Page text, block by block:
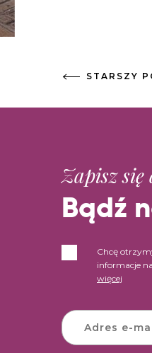
STARSZY
Zapisz się
Bądź
Chcę
informacje
więcej